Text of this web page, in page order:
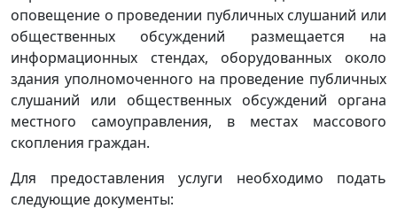
оповещение о проведении публичных слушаний или
общественных обсуждений размещается на
информационных стендах, оборудованных около
здания уполномоченного на проведение публичных
слушаний или общественных обсуждений органа
местного самоуправления, в местах массового
скопления граждан.
Для предоставления услуги необходимо подать
следующие документы: